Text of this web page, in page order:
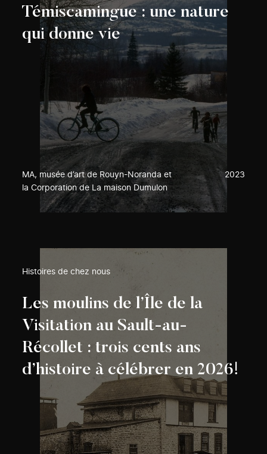
Témiscamingue : une nature
qui donne vie
MA, musée d’art de Rouyn-Noranda et
la Corporation de La maison Dumulon
2023
Histoires de chez nous
Les moulins de l’Île de la
Visitation au Sault-au-
Récollet : trois cents ans
d’histoire à célébrer en 2026!